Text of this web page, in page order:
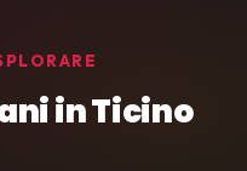
in Ticino